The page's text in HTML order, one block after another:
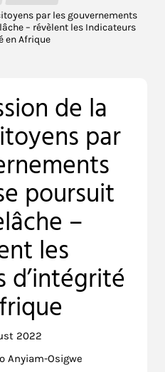
par les gouvernements
– révèlent les Indicateurs
en Afrique
de la
par
poursuit
–
les
d’intégrité
2022
Anyiam-Osigwe